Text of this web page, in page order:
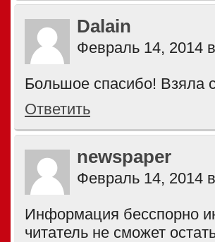
Dalain
Февраль 14, 2014
Большое спасибо! Взяла
Ответить
newspaper
Февраль 14, 2014
Информация бесспорно
читатель не сможет